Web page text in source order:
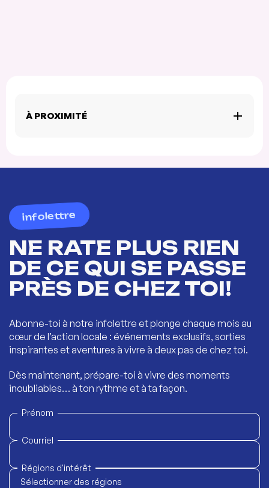
À PROXIMITÉ
infolettre
NE RATE PLUS RIEN
DE CE QUI SE PASSE
PRÈS DE CHEZ TOI!
Abonne-toi à notre infolettre et plonge chaque mois au
cœur de l’action locale : événements exclusifs, sorties
inspirantes et aventures à vivre à deux pas de chez toi.
Dès maintenant, prépare-toi à vivre des moments
inoubliables… à ton rythme et à ta façon.
Prénom
Courriel
Régions d'intérêt
Sélectionner des régions